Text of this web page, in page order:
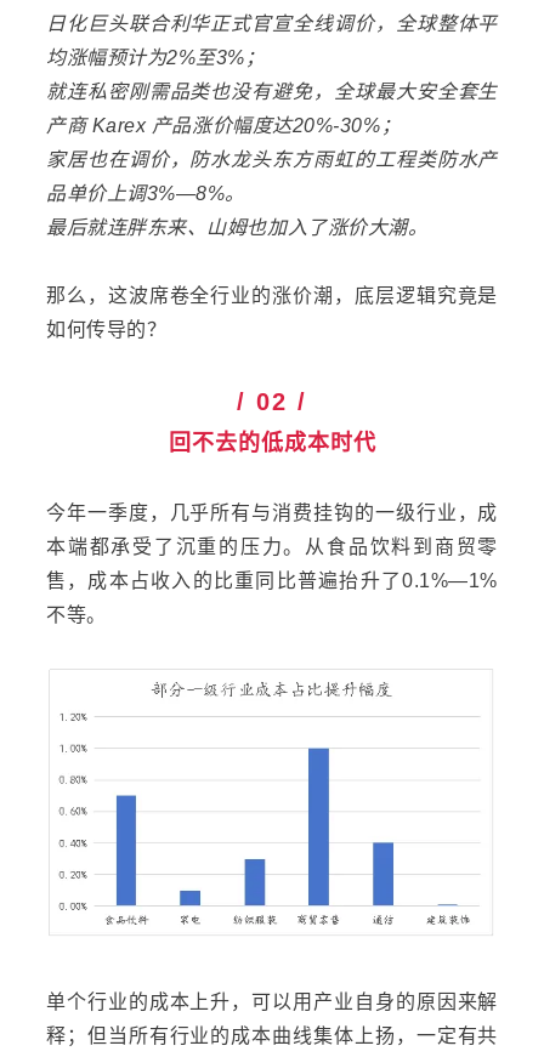
日化巨头联合利华正式官宣全线调价，全球整体平
均涨幅预计为2%至3%；
就连私密刚需品类也没有避免，全球最大安全套生
产商 Karex 产品涨价幅度达20%-30%；
家居也在调价，防水龙头东方雨虹的工程类防水产
品单价上调3%—8%。
最后就连胖东来、山姆也加入了涨价大潮。
那么，这波席卷全行业的涨价潮，底层逻辑究竟是
如何传导的？
/ 02 /
回不去的低成本时代
今年一季度，几乎所有与消费挂钩的一级行业，成
本端都承受了沉重的压力。从食品饮料到商贸零
售，成本占收入的比重同比普遍抬升了0.1%—1%
不等。
单个行业的成本上升，可以用产业自身的原因来解
释；但当所有行业的成本曲线集体上扬，一定有共